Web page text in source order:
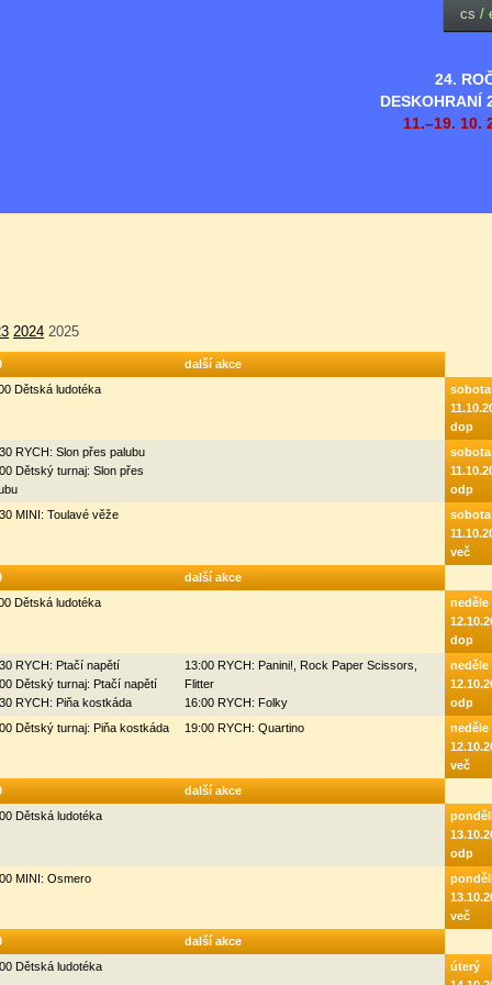
24.
DESKOHRANÍ
11.–19. 10.
cs /
2024 2025
další akce
Dětská ludotéka
sobota
dop
RYCH: Slon přes palubu
Dětský turnaj: Slon přes
sobota
odp
MINI: Toulavé věže
sobota
več
další akce
Dětská ludotéka
neděle
dop
RYCH: Ptačí napětí
Dětský turnaj: Ptačí napětí
RYCH: Piňa kostkáda
13:00 RYCH: Panini!, Rock Paper Scissors,
Flitter
16:00 RYCH: Folky
neděle
odp
Dětský turnaj: Piňa kostkáda 19:00 RYCH: Quartino
neděle
več
další akce
Dětská ludotéka
odp
MINI: Osmero
več
další akce
Dětská ludotéka
úterý